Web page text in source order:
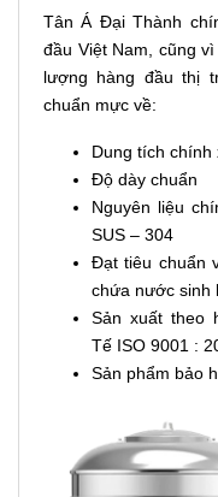
Tân Á Đại Thành
đầu Việt Nam, cũng
lượng hàng đầu thị
chuẩn mực về:
Dung tích chính
Độ dày chuẩn
Nguyên liệu
SUS – 304
Đạt tiêu chuẩn
chứa nước sinh
Sản xuất theo
Tế ISO 9001 :
Sản phẩm bảo